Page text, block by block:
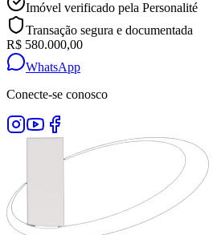
Imóvel verificado pela Personalité
Transação segura e documentada
R$ 580.000,00
WhatsApp
Conecte-se conosco